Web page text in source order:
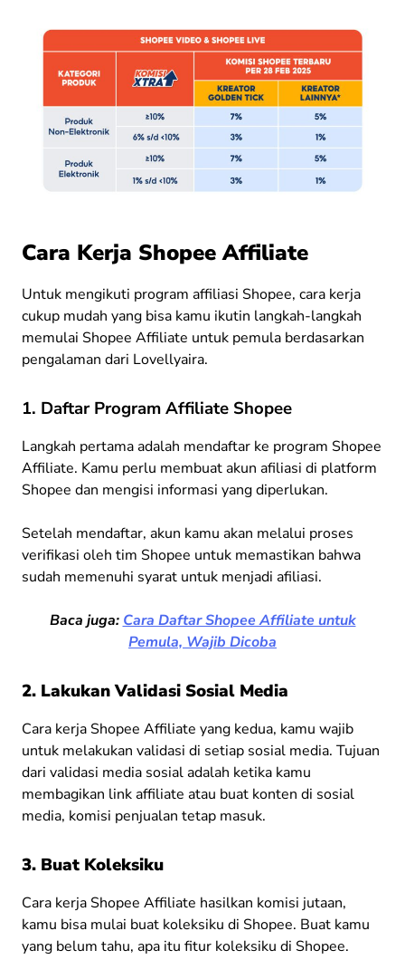
Cara Kerja Shopee Affiliate
Untuk mengikuti program affiliasi Shopee, cara kerja
cukup mudah yang bisa kamu ikutin langkah-langkah
memulai Shopee Affiliate untuk pemula berdasarkan
pengalaman dari Lovellyaira.
1. Daftar Program Affiliate Shopee
Langkah pertama adalah mendaftar ke program Shopee
Affiliate. Kamu perlu membuat akun afiliasi di platform
Shopee dan mengisi informasi yang diperlukan.
Setelah mendaftar, akun kamu akan melalui proses
verifikasi oleh tim Shopee untuk memastikan bahwa
sudah memenuhi syarat untuk menjadi afiliasi.
Baca juga: Cara Daftar Shopee Affiliate untuk
Pemula, Wajib Dicoba
2. Lakukan Validasi Sosial Media
Cara kerja Shopee Affiliate yang kedua, kamu wajib
untuk melakukan validasi di setiap sosial media. Tujuan
dari validasi media sosial adalah ketika kamu
membagikan link affiliate atau buat konten di sosial
media, komisi penjualan tetap masuk.
3. Buat Koleksiku
Cara kerja Shopee Affiliate hasilkan komisi jutaan,
kamu bisa mulai buat koleksiku di Shopee. Buat kamu
yang belum tahu, apa itu fitur koleksiku di Shopee.